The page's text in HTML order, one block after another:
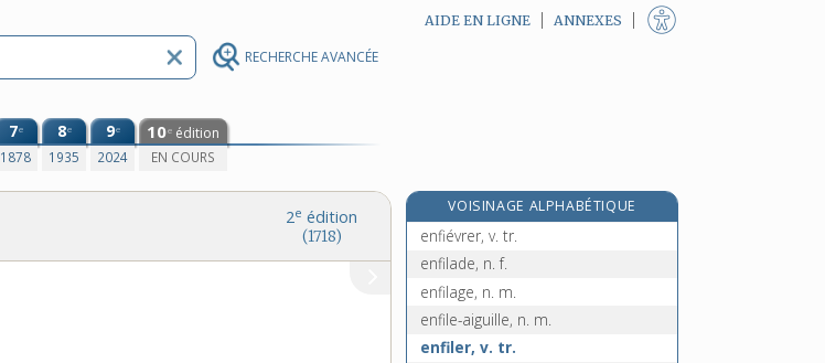
RECHERCHE AVANCÉE
AIDE EN LIGNE ANNEXES
7e
1878
8e
1935
9e
2024
10e édition
EN COURS
2e édition
(1718)
VOISINAGE ALPHABÉTIQUE
enfieller, v. tr.
enfiévrer, v. tr.
enfilade, n. f.
enfilage, n. m.
enfile-aiguille, n. m.
enfiler, v. tr.